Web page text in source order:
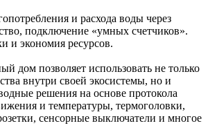
и расхода воды через
подключение «умных счетчиков».
и экономия ресурсов.
дом позволяет использовать не только
внутри своей экосистемы, но и
решения на основе протокола
и температуры, термоголовки,
сенсорные выключатели и многое